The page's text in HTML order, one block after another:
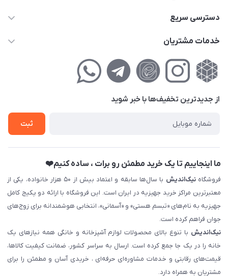
02177111474
کوچه گلریز 4 غربی ، پلاک 13
دسترسی سریع
حساب کاربری
لیست محصولات
خدمات مشتریان
راهنمای‌خرید‌آنلاین
حریم خصوصی
فروش‌اقساطی
از جدید‌ترین تخفیف‌ها با‌ خبر شوید
ثبت
ما اینجاییم تا یک خرید مطمئن رو برات ، ساده کنیم❤️
فروشگاهنیک‌اندیش
با سال‌ها سابقه و اعتماد بیش از ۵۰ هزار خانواده، یکی از
معتبرترین مراکز خرید جهیزیه در ایران است. این فروشگاه با ارائه دو پکیج کامل
جهیزیه به نام‌های «تبسم هستی» و «آسمانی»، انتخابی هوشمندانه برای زوج‌های
جوان فراهم کرده است.
نیک‌اندیش با تنوع بالای محصولات لوازم آشپزخانه و خانگی همه نیازهای یک
خانه را در یک جا جمع کرده است. ارسال به سراسر کشور، ضمانت کیفیت کالاها،
قیمت‌های رقابتی و خدمات مشاوره‌ای حرفه‌ای ، خریدی آسان و مطمئن را برای
مشتریان به همراه دارد.